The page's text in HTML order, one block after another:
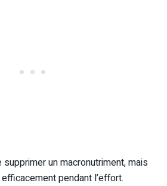
supprimer un macronutriment, mais
efficacement pendant l’effort.